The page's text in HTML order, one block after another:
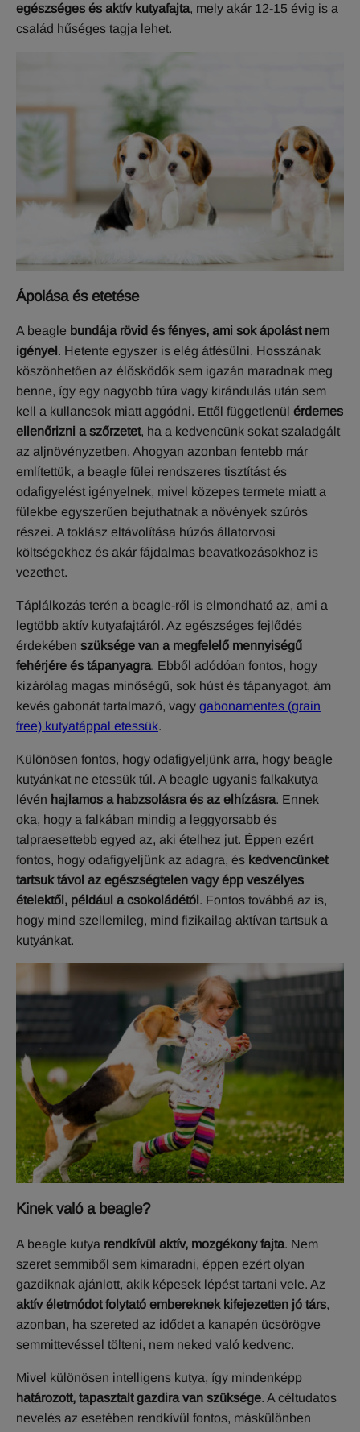
egészséges és aktív kutyafajta, mely akár 12-15 évig is a
család hűséges tagja lehet.
Ápolása és etetése
A beagle bundája rövid és fényes, ami sok ápolást nem
igényel . Hetente egyszer is elég átfésülni. Hosszának
köszönhetően az élősködők sem igazán maradnak meg
benne, így egy nagyobb túra vagy kirándulás után sem
kell a kullancsok miatt aggódni. Ettől függetlenül érdemes
ellenőrizni a szőrzetet, ha a kedvencünk sokat szaladgált
az aljnövényzetben. Ahogyan azonban fentebb már
említettük, a beagle fülei rendszeres tisztítást és
odafigyelést igényelnek, mivel közepes termete miatt a
fülekbe egyszerűen bejuthatnak a növények szúrós
részei. A toklász eltávolítása húzós állatorvosi
költségekhez és akár fájdalmas beavatkozásokhoz is
vezethet.
Táplálkozás terén a beagle-ről is elmondható az, ami a
legtöbb aktív kutyafajtáról. Az egészséges fejlődés
érdekében szüksége van a megfelelő mennyiségű
fehérjére és tápanyagra. Ebből adódóan fontos, hogy
kizárólag magas minőségű, sok húst és tápanyagot, ám
kevés gabonát tartalmazó, vagy gabonamentes (grain
free) kutyatáppal etessük.
Különösen fontos, hogy odafigyeljünk arra, hogy beagle
kutyánkat ne etessük túl. A beagle ugyanis falkakutya
lévén hajlamos a habzsolásra és az elhízásra. Ennek
oka, hogy a falkában mindig a leggyorsabb és
talpraesettebb egyed az, aki ételhez jut. Éppen ezért
fontos, hogy odafigyeljünk az adagra, és kedvencünket
tartsuk távol az egészségtelen vagy épp veszélyes
ételektől, például a csokoládétól . Fontos továbbá az is,
hogy mind szellemileg, mind fizikailag aktívan tartsuk a
kutyánkat.
Kinek való a beagle?
A beagle kutya rendkívül aktív, mozgékony fajta. Nem
szeret semmiből sem kimaradni, éppen ezért olyan
gazdiknak ajánlott, akik képesek lépést tartani vele. Az
aktív életmódot folytató embereknek kifejezetten jó társ,
azonban, ha szereted az idődet a kanapén ücsörögve
semmittevéssel tölteni, nem neked való kedvenc.
Mivel különösen intelligens kutya, így mindenképp
határozott, tapasztalt gazdira van szüksége. A céltudatos
nevelés az esetében rendkívül fontos, máskülönben